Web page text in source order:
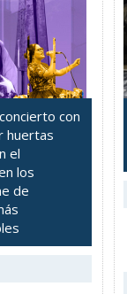
con
huertas
el
los
de